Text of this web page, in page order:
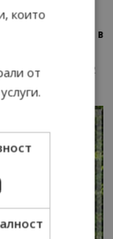
заради грешки в
13/07/2026 09:02
които
от